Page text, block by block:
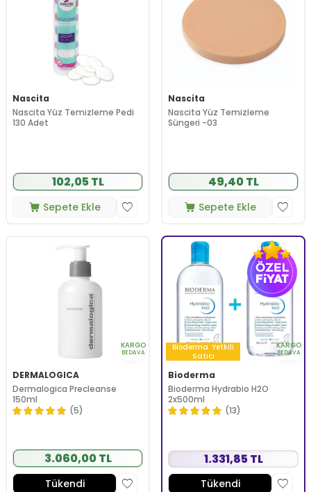
Nascita
Nascita Yüz Temizleme Pedi
130 Adet
102,05 TL
Sepete Ekle
Nascita
Nascita Yüz Temizleme
Süngeri -03
49,40 TL
Sepete Ekle
KARGO
BEDAVA
DERMALOGICA
Dermalogica Precleanse
150ml
(5)
3.060,00 TL
Tükendi
Bioderma Yetkili
Satıcı
KARGO
BEDAVA
Bioderma
Bioderma Hydrabio H2O
2x500ml
(13)
1.331,85 TL
Tükendi